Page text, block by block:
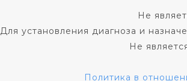
Не
Для установления диагноза и
Не
Политика в